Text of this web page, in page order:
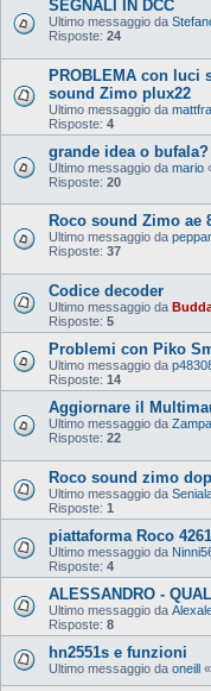
SEGNALI IN DCC
Ultimo messaggio da
Risposte: 24
PROBLEMA con luci
sound Zimo plux22
Ultimo messaggio da mattfra
Risposte: 4
grande idea o bufala?
Ultimo messaggio da mario
Risposte: 20
Roco sound Zimo ae
Ultimo messaggio da
Risposte: 37
Codice decoder
Ultimo messaggio da
Risposte: 5
Problemi con Piko
Ultimo messaggio da
Risposte: 14
Aggiornare il
Ultimo messaggio da
Risposte: 22
Roco sound zimo
Ultimo messaggio da
Risposte: 1
piattaforma Roco
Ultimo messaggio da
Risposte: 4
ALESSANDRO -
Ultimo messaggio da
Risposte: 8
hn2551s e funzioni
Ultimo messaggio da oneill «